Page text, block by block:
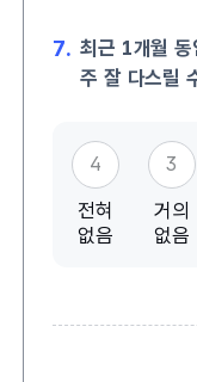
7. 최근 1개월 동
주 잘 다스릴
4
전혀
없음
3
거의
없음